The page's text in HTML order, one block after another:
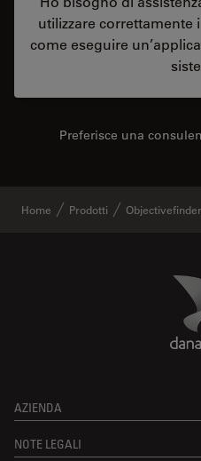
utilizzare correttamente
come eseguire
Preferisce una
Home Prodotti Objectivefinder
AZIENDA
NOTE LEGALI